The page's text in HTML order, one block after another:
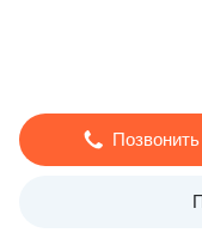
Позвонить